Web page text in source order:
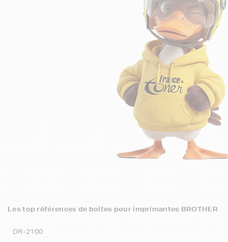
Les top références de boites pour imprimantes BROTHER
DR-2100